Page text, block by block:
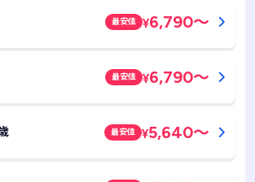
最安値 ¥6,790～
最安値 ¥6,790～
最安値 ¥5,640～